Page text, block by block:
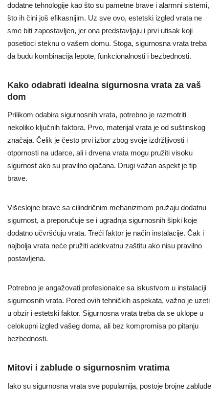
dodatne tehnologije kao što su pametne brave i alarmni sistemi,
što ih čini još efikasnijim. Uz sve ovo, estetski izgled vrata ne
sme biti zapostavljen, jer ona predstavljaju i prvi utisak koji
posetioci steknu o vašem domu. Stoga, sigurnosna vrata treba
da budu kombinacija lepote, funkcionalnosti i bezbednosti.
Kako odabrati idealna sigurnosna vrata za vaš
dom
Prilikom odabira sigurnosnih vrata, potrebno je razmotriti
nekoliko ključnih faktora. Prvo, materijal vrata je od suštinskog
značaja. Čelik je često prvi izbor zbog svoje izdržljivosti i
otpornosti na udarce, ali i drvena vrata mogu pružiti visoku
sigurnost ako su pravilno ojačana. Drugi važan aspekt je tip
brave.
Višeslojne brave sa cilindričnim mehanizmom pružaju dodatnu
sigurnost, a preporučuje se i ugradnja sigurnosnih šipki koje
dodatno učvršćuju vrata. Treći faktor je način instalacije. Čak i
najbolja vrata neće pružiti adekvatnu zaštitu ako nisu pravilno
postavljena.
Potrebno je angažovati profesionalce sa iskustvom u instalaciji
sigurnosnih vrata. Pored ovih tehničkih aspekata, važno je uzeti
u obzir i estetski faktor. Sigurnosna vrata treba da se uklope u
celokupni izgled vašeg doma, ali bez kompromisa po pitanju
bezbednosti.
Mitovi i zablude o sigurnosnim vratima
Iako su sigurnosna vrata sve popularnija, postoje brojne zablude